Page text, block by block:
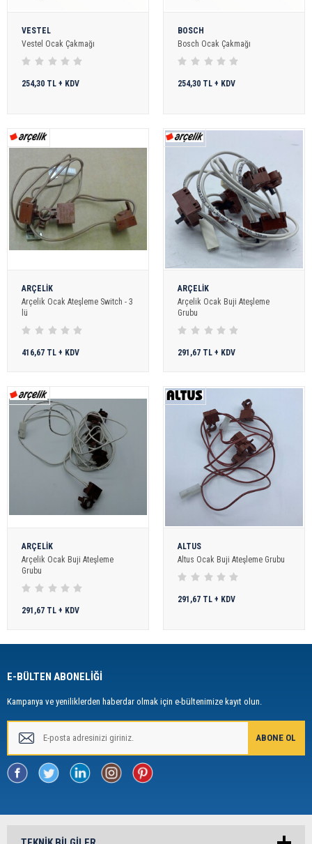
VESTEL
Vestel Ocak Çakmağı
254,30 TL + KDV
BOSCH
Bosch Ocak Çakmağı
254,30 TL + KDV
ARÇELİK
Arçelik Ocak Ateşleme Switch - 3
lü
416,67 TL + KDV
ARÇELİK
Arçelik Ocak Buji Ateşleme
Grubu
291,67 TL + KDV
ARÇELİK
Arçelik Ocak Buji Ateşleme
Grubu
291,67 TL + KDV
ALTUS
Altus Ocak Buji Ateşleme Grubu
291,67 TL + KDV
E-BÜLTEN ABONELİĞİ
Kampanya ve yeniliklerden haberdar olmak için e-bültenimize kayıt olun.